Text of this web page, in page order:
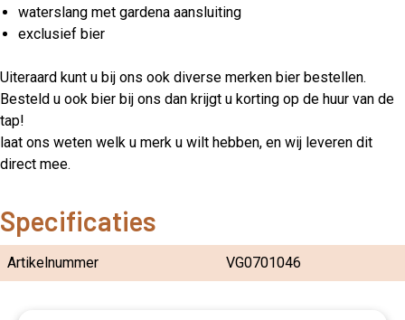
waterslang met gardena aansluiting
exclusief bier
Uiteraard kunt u bij ons ook diverse merken bier bestellen.
Besteld u ook bier bij ons dan krijgt u korting op de huur van de
tap!
laat ons weten welk u merk u wilt hebben, en wij leveren dit
direct mee.
Specificaties
Artikelnummer VG0701046